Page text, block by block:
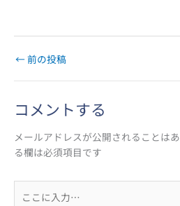
← 前の投稿
コメントする
メールアドレスが公開されることはあ
る欄は必須項目です